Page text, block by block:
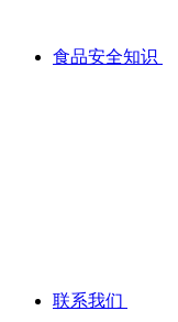
食品安全知识
联系我们